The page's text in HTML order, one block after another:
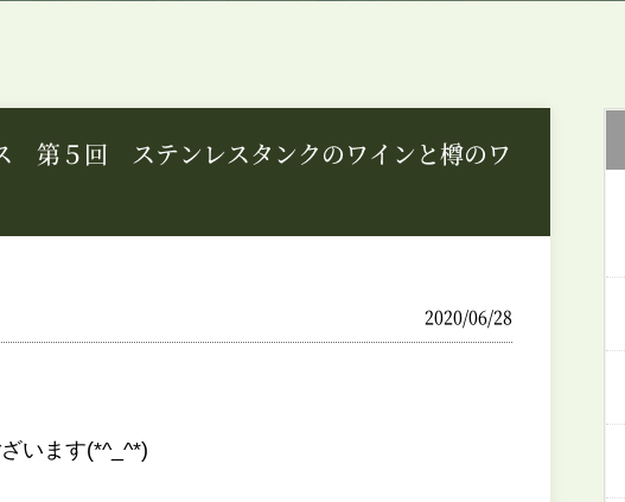
第５回 ステンレスタンクのワインと樽のワ
2020/06/28
います(*^_^*)